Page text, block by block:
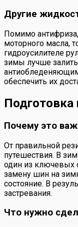
Другие
Помимо
моторного масла,
гидроусилителе
зимы лучше
обеспечить их
Подготовка
Почему это
От правильной
путешествия. В
один из ключевых
замену шин на
состояние. В
застревания.
Что нужно